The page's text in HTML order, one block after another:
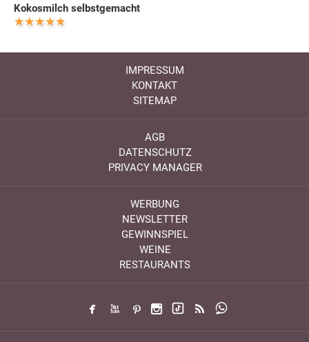
Kokosmilch selbstgemacht
IMPRESSUM
KONTAKT
SITEMAP
AGB
DATENSCHUTZ
PRIVACY MANAGER
WERBUNG
NEWSLETTER
GEWINNSPIEL
WEINE
RESTAURANTS